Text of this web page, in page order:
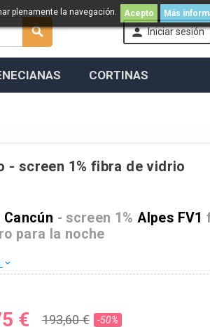
  Iniciar sesión
plenamente la navegación. Acepto Más
CORTINAS
- screen 1% fibra de vidrio
Cancún - screen 1%Alpes FV1
para la noche
keyboard_arrow_down
€ 193,60 € -50%